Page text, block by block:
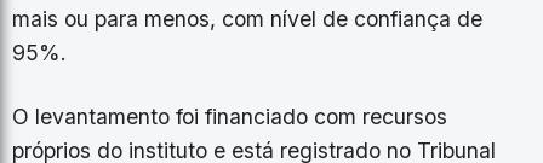
mais ou para menos, com nível de confiança de
95%.
O levantamento foi financiado com recursos
próprios do instituto e está registrado no Tribunal